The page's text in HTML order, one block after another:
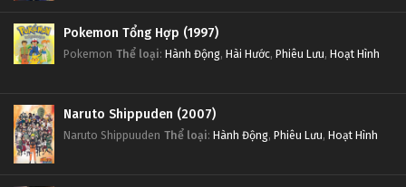
Đấu Phá Thương Khung Ngoại Truyện Tập 51
Đấu Phá Thương Khung Ngoại Truyện Tập 50
Pokemon Tổng Hợp (1997)
Pokemon Thể loại: Hành Động, Hài Hước, Phiêu Lưu, Hoạt Hình
Naruto Shippuden (2007)
Naruto Shippuuden Thể loại: Hành Động, Phiêu Lưu, Hoạt Hình